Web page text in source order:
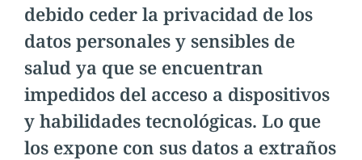
debido ceder la privacidad de los
datos personales y sensibles de
salud ya que se encuentran
impedidos del acceso a dispositivos
y habilidades tecnológicas. Lo que
los expone con sus datos a extraños